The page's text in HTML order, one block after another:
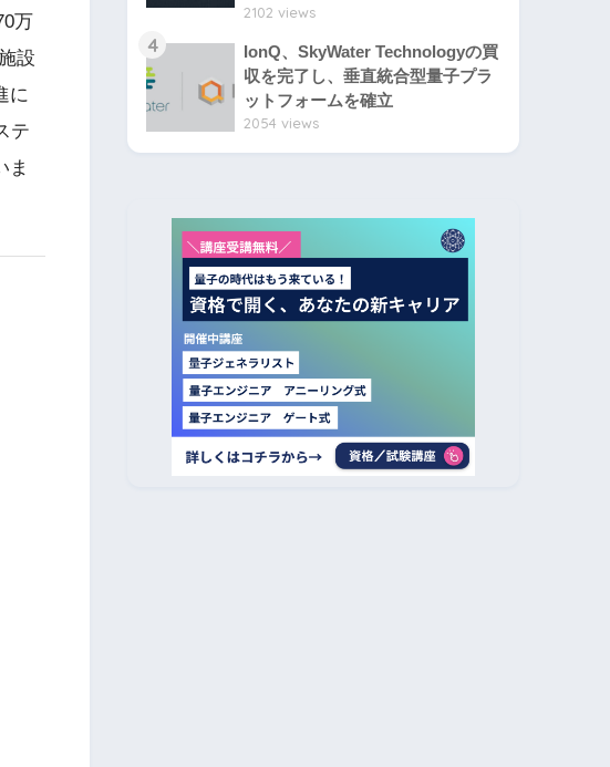
万
設
に
テ
ま
2102 views
4
IonQ、SkyWater Technologyの買
収を完了し、垂直統合型量子プラ
ットフォームを確立
2054 views